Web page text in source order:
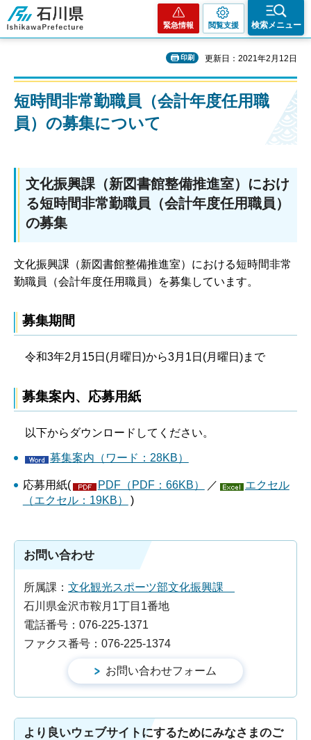
石川県
緊急情報 閲覧支援 検索メニュー
印刷 更新日：2021年2月12日
短時間非常勤職員（会計年度任用職
員）の募集について
文化振興課（新図書館整備推進室）におけ
る短時間非常勤職員（会計年度任用職員）
の募集
文化振興課（新図書館整備推進室）における短時間非常
勤職員（会計年度任用職員）を募集しています。
募集期間
令和3年2月15日(月曜日)から3月1日(月曜日)まで
募集案内、応募用紙
以下からダウンロードしてください。
募集案内（ワード：28KB）
応募用紙( PDF（PDF：66KB） ／
エクセル
（エクセル：19KB）
)
お問い合わせ
所属課： 文化観光スポーツ部文化振興課
石川県金沢市鞍月1丁目1番地
電話番号：076-225-1371
ファクス番号：076-225-1374
より良いウェブサイトにするためにみなさまのご